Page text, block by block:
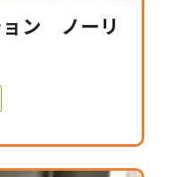
ン ノーリ